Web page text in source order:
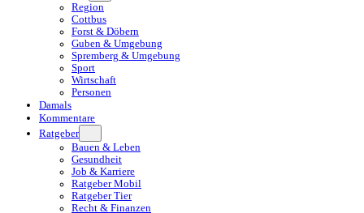
Region
Cottbus
Forst & Döbern
Guben & Umgebung
Spremberg & Umgebung
Sport
Wirtschaft
Personen
Damals
Kommentare
Ratgeber
Bauen & Leben
Gesundheit
Job & Karriere
Ratgeber Mobil
Ratgeber Tier
Recht & Finanzen